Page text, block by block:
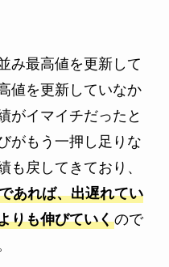
み最高値を更新して
値を更新していなか
がイマイチだったと
がもう一押し足りな
も戻してきており、
あれば、出遅れてい
りも伸びていくので